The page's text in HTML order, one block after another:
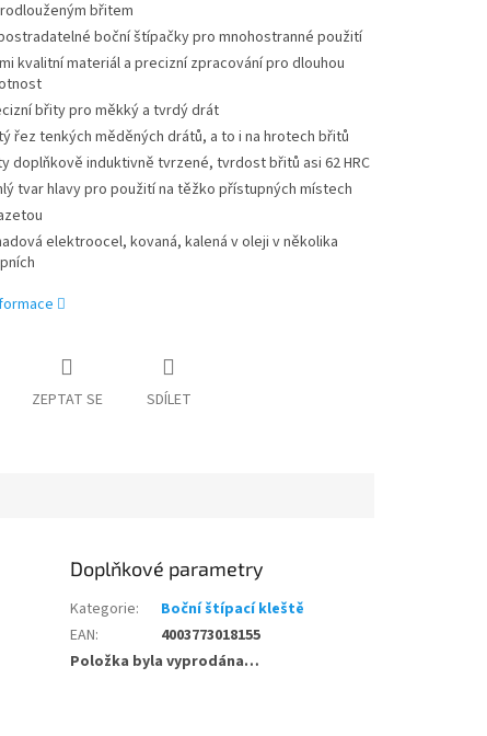
břitem
boční štípačky pro mnohostranné použití
kvalitní materiál a precizní zpracování pro dlouhou
břity pro měkký a tvrdý drát
řez tenkých měděných drátů, a to i na hrotech břitů
doplňkově induktivně tvrzené, tvrdost břitů asi 62 HRC
tvar hlavy pro použití na těžko přístupných místech
elektroocel, kovaná, kalená v oleji v několika
ZEPTAT SE SDÍLET
Doplňkové parametry
Kategorie:
Boční štípací kleště
EAN:
4003773018155
Položka byla vyprodána…